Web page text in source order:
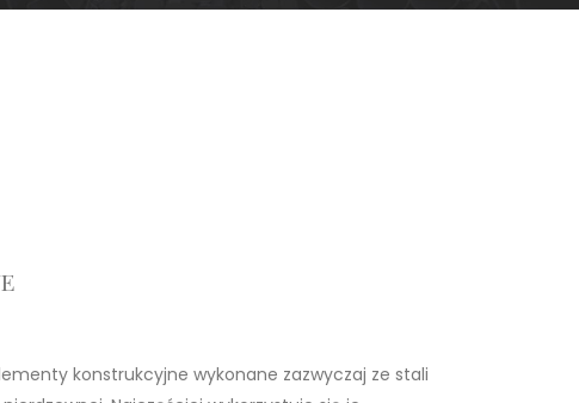
konstrukcyjne wykonane zazwyczaj ze stali